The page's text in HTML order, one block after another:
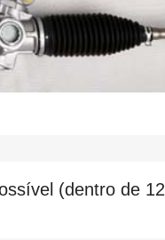
(dentro de 12